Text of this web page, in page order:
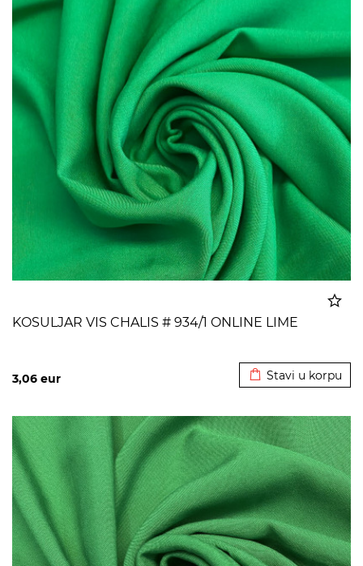
KOSULJAR VIS CHALIS # 934/1 ONLINE LIME
3,06 eur Stavi u korpu